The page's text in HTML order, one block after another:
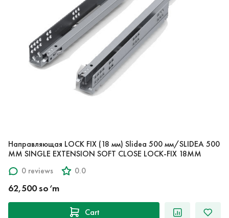
Направляющая LOCK FIX (18 мм) Slidea 500 мм/SLIDEA 500
MM SINGLE EXTENSION SOFT CLOSE LOCK-FIX 18MM
0 reviews
0.0
62,500 so‘m
Cart